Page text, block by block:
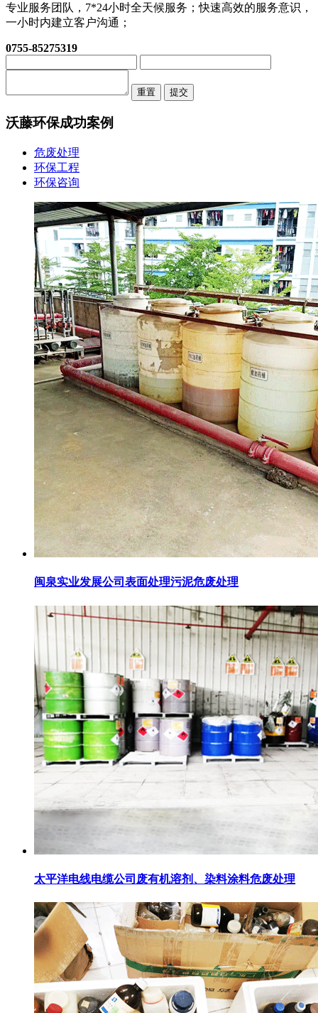
专业服务团队，7*24小时全天候服务；快速高效的服务意识，
一小时内建立客户沟通；
0755-85275319
重置 提交
沃藤环保成功案例
危废处理
环保工程
环保咨询
闽泉实业发展公司表面处理污泥危废处理
太平洋电线电缆公司废有机溶剂、染料涂料危废处理